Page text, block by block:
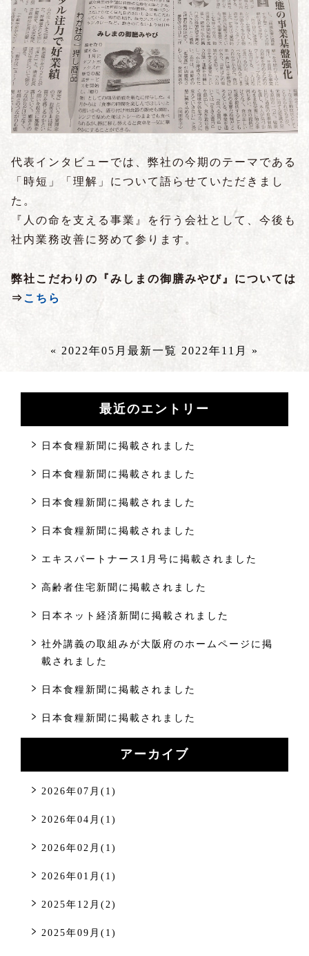
代表インタビューでは、弊社の今期のテーマである
「時短」「理解」について語らせていただきまし
た。
『人の命を支える事業』を行う会社として、今後も
社内業務改善に努めて参ります。
弊社こだわりの『みしまの御膳みやび』については
⇒こちら
« 2022年05月 最新一覧 2022年11月 »
最近のエントリー
日本食糧新聞に掲載されました
日本食糧新聞に掲載されました
日本食糧新聞に掲載されました
日本食糧新聞に掲載されました
エキスパートナース1月号に掲載されました
高齢者住宅新聞に掲載されました
日本ネット経済新聞に掲載されました
社外講義の取組みが大阪府のホームページに掲
載されました
日本食糧新聞に掲載されました
日本食糧新聞に掲載されました
アーカイブ
2026年07月(1)
2026年04月(1)
2026年02月(1)
2026年01月(1)
2025年12月(2)
2025年09月(1)